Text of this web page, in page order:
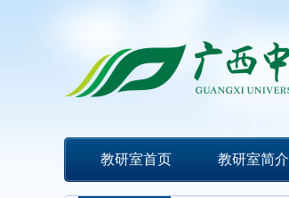
教研室首页 教研室简介